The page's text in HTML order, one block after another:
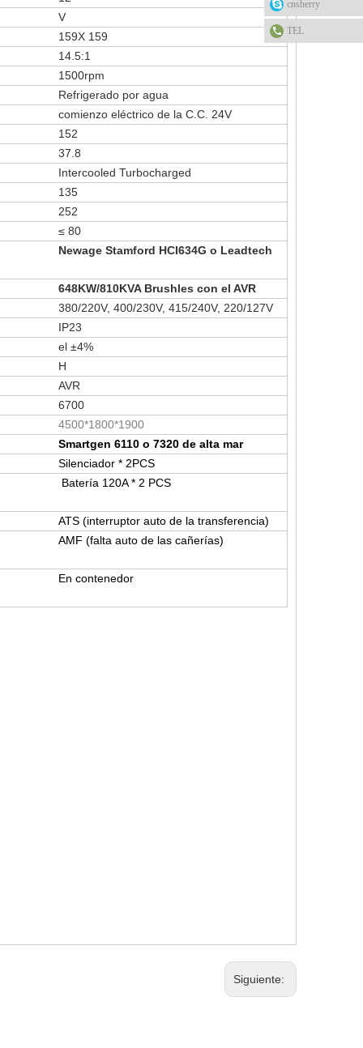
cnsherry
TEL
V
159X 159
14.5:1
1500rpm
Refrigerado por agua
comienzo eléctrico de la C.C. 24V
152
37.8
Intercooled Turbocharged
135
252
≤ 80
Newage Stamford HCI634G o Leadtech
648KW/810KVA Brushles con el AVR
380/220V, 400/230V, 415/240V, 220/127V
IP23
el ±4%
H
AVR
6700
4500*1800*1900
Smartgen 6110 o 7320 de alta mar
Silenciador * 2PCS
Batería 120A * 2 PCS
ATS (interruptor auto de la transferencia)
AMF (falta auto de las cañerías)
En contenedor
Siguiente: